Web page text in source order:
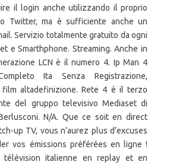
il login anche utilizzando il proprio
Twitter, ma è sufficiente anche un
Servizio totalmente gratuito da ogni
e Smarthphone. Streaming. Anche in
LCN è il numero 4. Ip Man 4
Ita Senza Registrazione,
film altadefinizione. Rete 4 è il terzo
del gruppo televisivo Mediaset di
N/A. Que ce soit en direct
up TV, vous n’aurez plus d’excuses
vos émissions préférées en ligne !
télévision italienne en replay et en